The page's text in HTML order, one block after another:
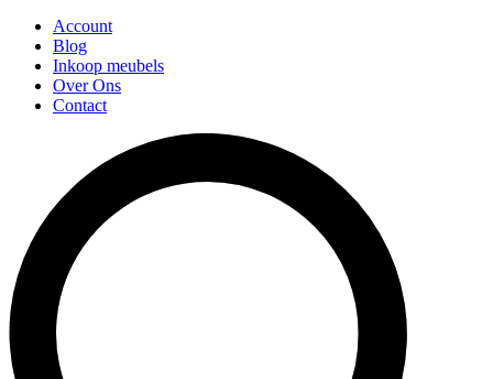
Account
Blog
Inkoop meubels
Over Ons
Contact